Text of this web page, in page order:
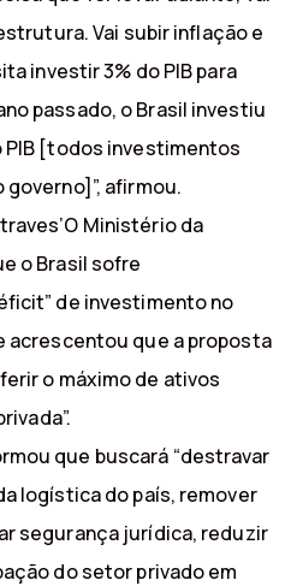
Vai subir inflação e
investir 3% do PIB para
passado, o Brasil investiu
PIB [todos investimentos
afirmou.
Ministério da
o Brasil sofre
de investimento no
que a proposta
o máximo de ativos
que buscará “destravar
logística do país, remover
segurança jurídica, reduzir
do setor privado em